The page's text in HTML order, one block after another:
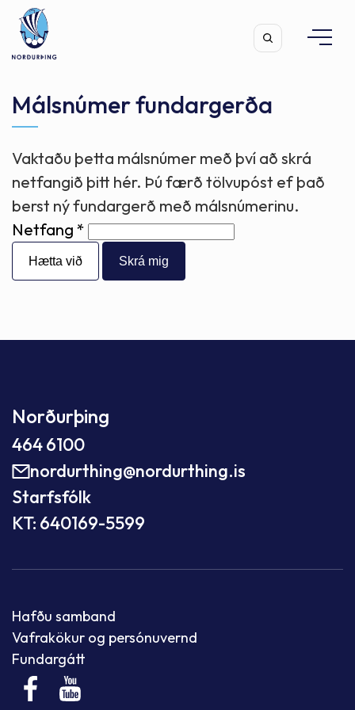
Leita
Málsnúmer fundargerða
Vaktaðu þetta málsnúmer með því að skrá
netfangið þitt hér. Þú færð tölvupóst ef það
berst ný fundargerð með málsnúmerinu.
Netfang
Hætta við
Norðurþing
464 6100
nordurthing@nordurthing.is
Starfsfólk
KT: 640169-5599
Hafðu samband
Vafrakökur og persónuvernd
Fundargátt